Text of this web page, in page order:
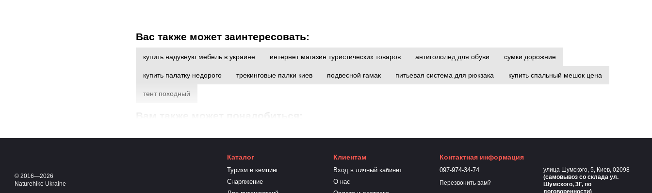
Вас также может заинтересовать:
купить надувную мебель в украине интернет магазин туристических товаров антигололед для обуви сумки дорожние
купить палатку недорого трекинговые палки киев подвесной гамак питьевая система для рюкзака купить спальный мешок цена
тент походный
походная горелка купить купить фонарь кемпинг
Ледоступы: уверенное сцепление на льду и снегу
© 2016—2026
Naturehike Ukraine
Каталог
Туризм и кемпинг
Снаряжение
Клиентам
Вход в личный кабинет
О нас
Контактная информация
097-974-34-74
Перезвонить вам?
улица Шумского, 5, Киев, 02098
(самовывоз cо склада ул.
Шумского, 3Г, по
договоренности)